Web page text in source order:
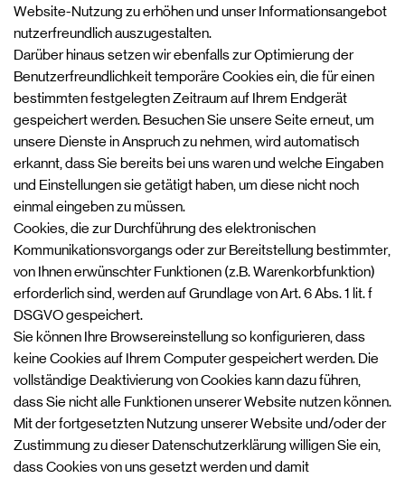
Website-Nutzung zu erhöhen und unser Informationsangebot
nutzerfreundlich auszugestalten.
Darüber hinaus setzen wir ebenfalls zur Optimierung der
Benutzerfreundlichkeit temporäre Cookies ein, die für einen
bestimmten festgelegten Zeitraum auf Ihrem Endgerät
gespeichert werden. Besuchen Sie unsere Seite erneut, um
unsere Dienste in Anspruch zu nehmen, wird automatisch
erkannt, dass Sie bereits bei uns waren und welche Eingaben
und Einstellungen sie getätigt haben, um diese nicht noch
einmal eingeben zu müssen.
Cookies, die zur Durchführung des elektronischen
Kommunikationsvorgangs oder zur Bereitstellung bestimmter,
von Ihnen erwünschter Funktionen (z.B. Warenkorbfunktion)
erforderlich sind, werden auf Grundlage von Art. 6 Abs. 1 lit. f
DSGVO gespeichert.
Sie können Ihre Browsereinstellung so konfigurieren, dass
keine Cookies auf Ihrem Computer gespeichert werden. Die
vollständige Deaktivierung von Cookies kann dazu führen,
dass Sie nicht alle Funktionen unserer Website nutzen können.
Mit der fortgesetzten Nutzung unserer Website und/oder der
Zustimmung zu dieser Datenschutzerklärung willigen Sie ein,
dass Cookies von uns gesetzt werden und damit